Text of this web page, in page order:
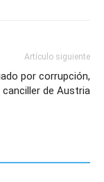
Artículo siguiente
por corrupción,
de Austria